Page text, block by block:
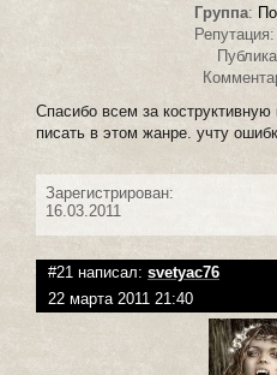
Группа:
Репутация:
Спасибо всем за коструктивную
писать в этом жанре. учту
Зарегистрирован:
16.03.2011
#21 написал: svetyac76
22 марта 2011 21:40